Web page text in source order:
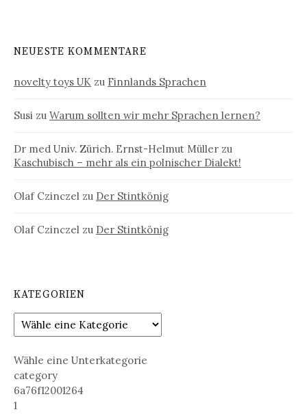
NEUESTE KOMMENTARE
novelty toys UK zu Finnlands Sprachen
Susi zu Warum sollten wir mehr Sprachen lernen?
Dr med Univ. Zürich. Ernst-Helmut Müller zu
Kaschubisch – mehr als ein polnischer Dialekt!
Olaf Czinczel zu Der Stintkönig
Olaf Czinczel zu Der Stintkönig
KATEGORIEN
Wähle eine Unterkategorie
category
6a76f12001264
1